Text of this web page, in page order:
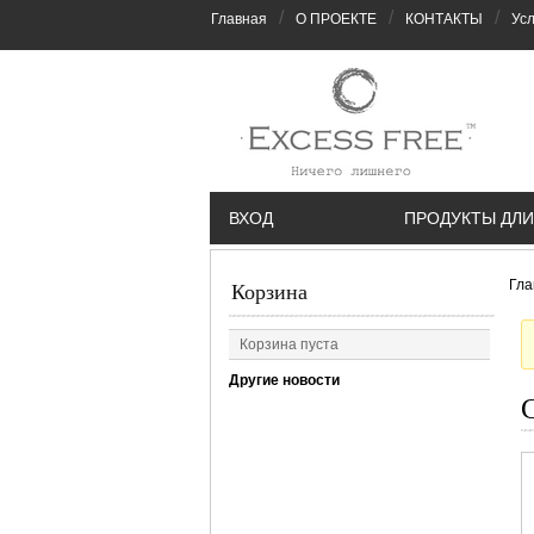
Главная / О ПРОЕКТЕ / КОНТАКТЫ /
ПРОДУКТЫ
ВХОД
Корзина
Корзина пуста
Другие новости